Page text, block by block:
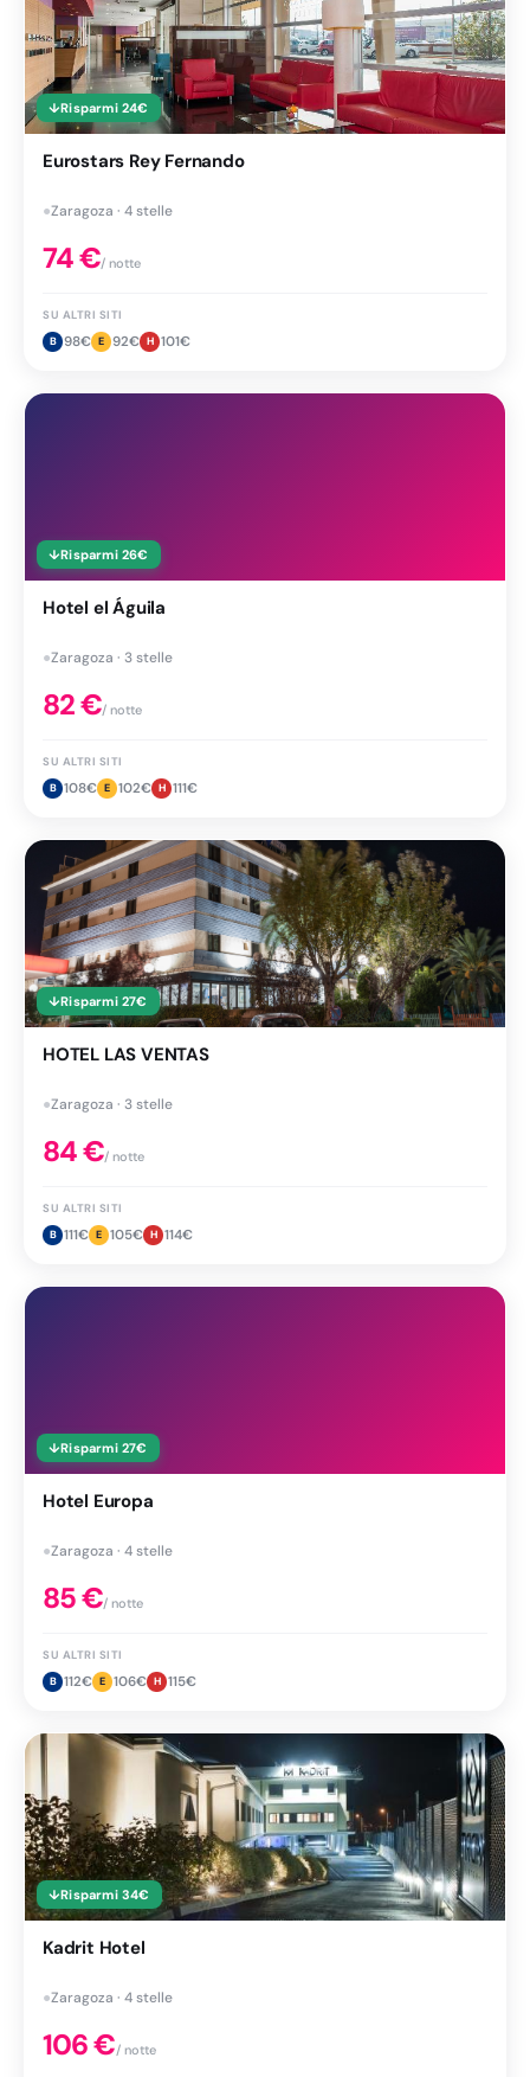
↓Risparmi 24€
Eurostars Rey Fernando
●Zaragoza · 4 stelle
74€/ notte
SU ALTRI SITI
B 98€ E 92€ H 101€
↓Risparmi 26€
Hotel el Águila
●Zaragoza · 3 stelle
82€/ notte
SU ALTRI SITI
B 108€ E 102€ H 111€
↓Risparmi 27€
HOTEL LAS VENTAS
●Zaragoza · 3 stelle
84€/ notte
SU ALTRI SITI
B 111€ E 105€ H 114€
↓Risparmi 27€
Hotel Europa
●Zaragoza · 4 stelle
85€/ notte
SU ALTRI SITI
B 112€ E 106€ H 115€
↓Risparmi 34€
Kadrit Hotel
●Zaragoza · 4 stelle
106€/ notte